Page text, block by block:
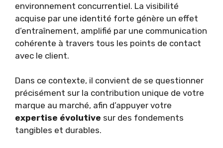
environnement concurrentiel. La visibilité
acquise par une identité forte génère un effet
d’entraînement, amplifié par une communication
cohérente à travers tous les points de contact
avec le client.
Dans ce contexte, il convient de se questionner
précisément sur la contribution unique de votre
marque au marché, afin d’appuyer votre
expertise évolutive sur des fondements
tangibles et durables.